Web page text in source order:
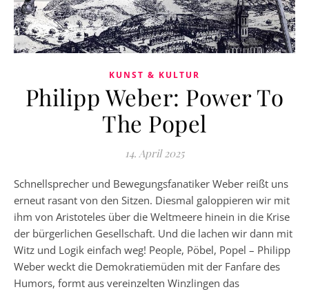
KUNST & KULTUR
Philipp Weber: Power To
The Popel
14. April 2025
Schnellsprecher und Bewegungsfanatiker Weber reißt uns
erneut rasant von den Sitzen. Diesmal galoppieren wir mit
ihm von Aristoteles über die Weltmeere hinein in die Krise
der bürgerlichen Gesellschaft. Und die lachen wir dann mit
Witz und Logik einfach weg! People, Pöbel, Popel – Philipp
Weber weckt die Demokratiemüden mit der Fanfare des
Humors, formt aus vereinzelten Winzlingen das